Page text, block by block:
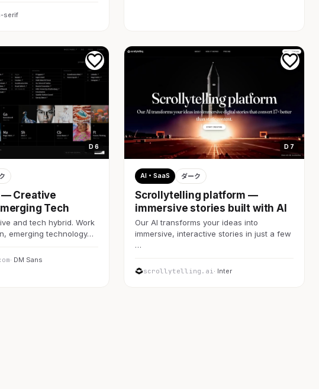
serif
D 6
— Creative
Tech
and tech hybrid. Work
emerging technology…
· DM Sans
D 7
AI・SaaS ダーク
Scrollytelling platform —
immersive stories built with AI
Our AI transforms your ideas into
immersive, interactive stories in just a few
…
scrollytelling.ai · Inter